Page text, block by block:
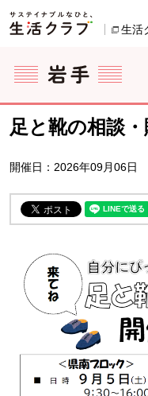
ページの先頭です。
生活
ここからサイト内共通メ
サイト内共通メニューを
サイト内共通メニューこ
足と靴の相談
開催日：2026年09月06日